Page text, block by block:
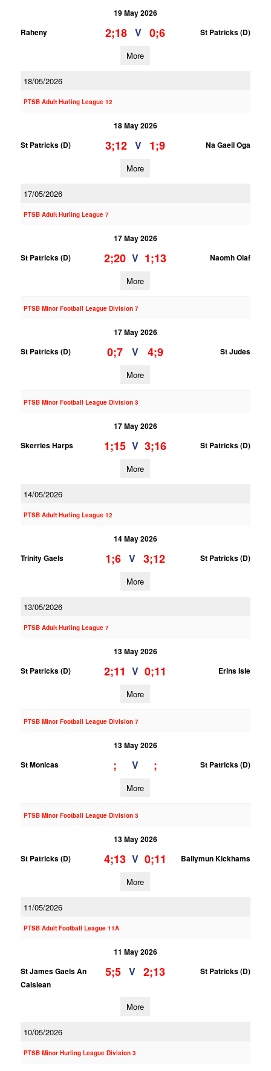
19 May 2026
Raheny
2;18 V 0;6 St Patricks (D)
More
18/05/2026
PTSB Adult Hurling League 12
18 May 2026
St Patricks (D)
3;12 V 1;9 Na Gaeil Oga
More
17/05/2026
PTSB Adult Hurling League 7
17 May 2026
St Patricks (D)
2;20 V 1;13 Naomh Olaf
More
PTSB Minor Football League Division 7
17 May 2026
St Patricks (D)
0;7 V 4;9 St Judes
More
PTSB Minor Football League Division 3
17 May 2026
Skerries Harps
1;15 V 3;16 St Patricks (D)
More
14/05/2026
PTSB Adult Hurling League 12
14 May 2026
Trinity Gaels
1;6 V 3;12 St Patricks (D)
More
13/05/2026
PTSB Adult Hurling League 7
13 May 2026
St Patricks (D)
2;11 V 0;11 Erins Isle
More
PTSB Minor Football League Division 7
13 May 2026
St Monicas
; V ; St Patricks (D)
More
PTSB Minor Football League Division 3
13 May 2026
St Patricks (D)
4;13 V 0;11 Ballymun Kickhams
More
11/05/2026
PTSB Adult Football League 11A
11 May 2026
St James Gaels An
Caislean
5;5 V 2;13 St Patricks (D)
More
10/05/2026
PTSB Minor Hurling League Division 3